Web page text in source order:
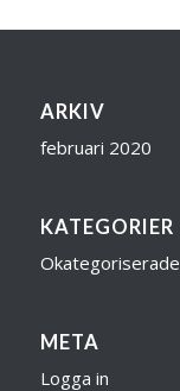
ARKIV
februari 2020
KATEGORIER
Okategoriserade
META
Logga in